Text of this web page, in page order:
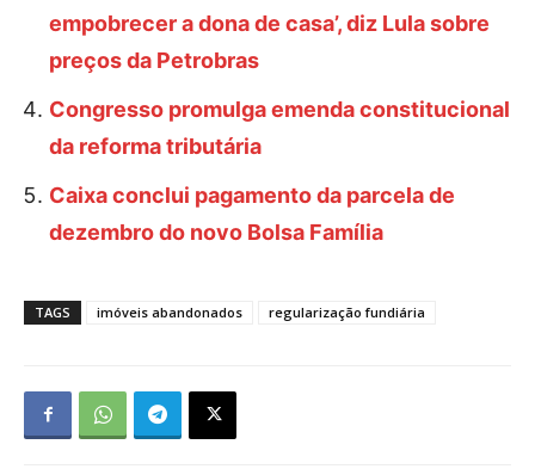
empobrecer a dona de casa’, diz Lula sobre
preços da Petrobras
Congresso promulga emenda constitucional
da reforma tributária
Caixa conclui pagamento da parcela de
dezembro do novo Bolsa Família
TAGS imóveis abandonados regularização fundiária